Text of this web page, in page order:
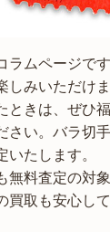
ラムページで
しみいただけま
ときは、ぜひ
さい。バラ切
いたします。
無料査定の対
買取も安心し